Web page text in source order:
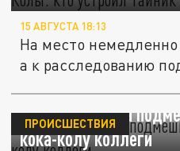
15 АВГУСТА 18:13
На место немедленно
а к расследованию
В США мужчина
кока-колу коллеги
ПРОИСШЕСТВИЯ